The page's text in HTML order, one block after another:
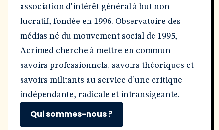
association d'intérêt général à but non
lucratif, fondée en 1996. Observatoire des
médias né du mouvement social de 1995,
Acrimed cherche à mettre en commun
savoirs professionnels, savoirs théoriques et
savoirs militants au service d'une critique
indépendante, radicale et intransigeante.
Qui sommes-nous ?